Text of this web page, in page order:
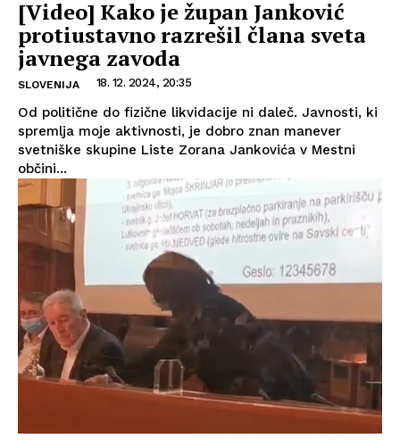
[Video] Kako je župan Janković
protiustavno razrešil člana sveta
javnega zavoda
SLOVENIJA 18. 12. 2024, 20:35
Od politične do fizične likvidacije ni daleč. Javnosti, ki
spremlja moje aktivnosti, je dobro znan manever
svetniške skupine Liste Zorana Jankovića v Mestni
občini...